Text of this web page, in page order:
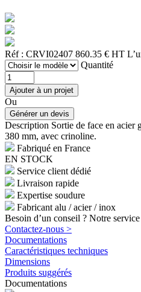
Réf : CRVI02407 860.35 € HT
Quantité
Ou
Description Sortie de face en acier
380 mm, avec crinoline.
Fabriqué en France
EN STOCK
Service client dédié
Livraison rapide
Expertise soudure
Fabricant alu / acier / inox
Besoin d’un conseil ? Notre
Contactez-nous >
Documentations
Caractéristiques techniques
Dimensions
Produits suggérés
Documentations